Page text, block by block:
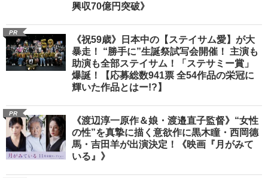
興収70億円突破》
PR
《祝59歳》日本中の【ステイサム愛】が大
暴走！ “勝手に”生誕祭試写会開催！ 主演も
助演も全部ステイサム！「ステサミー賞」
爆誕！【応募総数941票 全54作品の栄冠に
輝いた作品とはー!?】
PR
《渡辺淳一原作＆娘・渡邉直子監督》“女性
の性”を真摯に描く意欲作に黒木瞳・西岡德
馬・吉田羊が出演決定！《映画『月がみて
いる』》